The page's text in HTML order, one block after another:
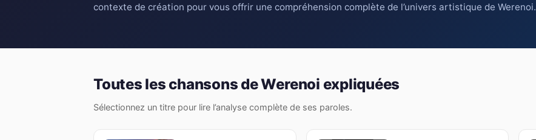
contexte de création pour vous offrir une compréhension complète de l’univers artistique de Werenoi.
Toutes les chansons de Werenoi expliquées
Sélectionnez un titre pour lire l’analyse complète de ses paroles.